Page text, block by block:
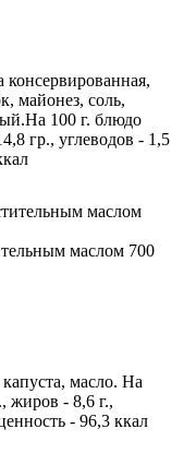
консервированная,
майонез, соль,
100 г. блюдо
гр., углеводов - 1,5
маслом 700
масло. На
жиров - 8,6 г.,
- 96,3 ккал